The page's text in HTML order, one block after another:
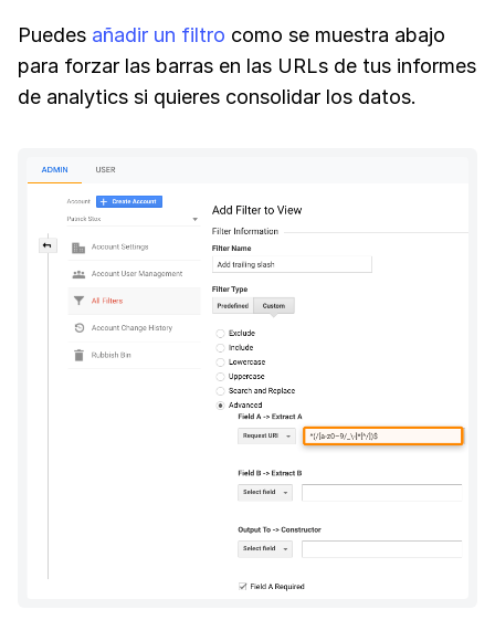
Puedes añadir un filtro como se muestra abajo
para forzar las barras en las URLs de tus informes
de analytics si quieres consolidar los datos.